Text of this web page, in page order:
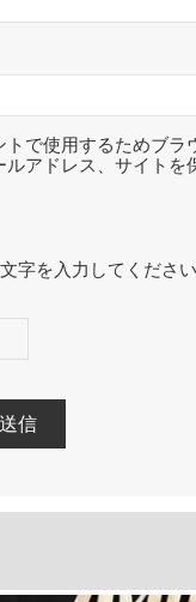
トで使用するためブラ
アドレス、サイトを
字を入力してください